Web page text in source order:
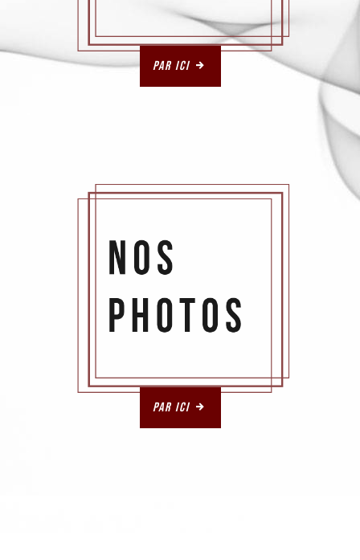
Par ici
Par ici